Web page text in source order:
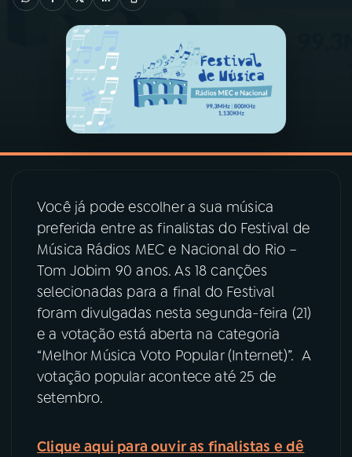
03PROGRAMAÇÃO
PROGRAMAS
PODCASTS
ÚLTIMAS
08PRÊMIO RÁDIO MEC
ACOMPANHE A RÁDIO MEC
YouTube Facebook
Instagram
Você já pode escolher a sua música
preferida entre as finalistas do Festival de
Música Rádios MEC e Nacional do Rio –
Tom Jobim 90 anos. As 18 canções
selecionadas para a final do Festival
foram divulgadas nesta segunda-feira (21)
e a votação está aberta na categoria
“Melhor Música Voto Popular (Internet)”. A
votação popular acontece até 25 de
setembro.
Clique aqui para ouvir as finalistas e dê